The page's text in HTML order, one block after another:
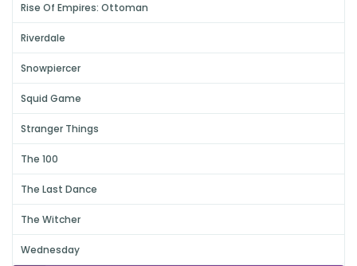
Rise Of Empires: Ottoman
Riverdale
Snowpiercer
Squid Game
Stranger Things
The 100
The Last Dance
The Witcher
Wednesday